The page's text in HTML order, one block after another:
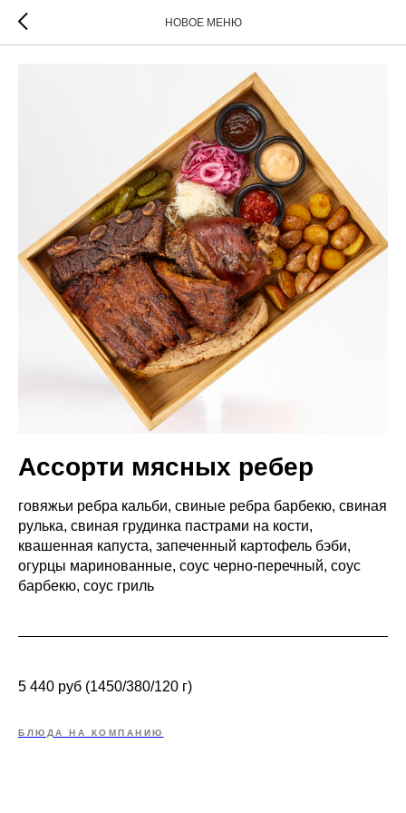
НОВОЕ МЕНЮ
Ассорти мясных ребер
говяжьи ребра кальби, свиные ребра барбекю, свиная
рулька, свиная грудинка пастрами на кости,
квашенная капуста, запеченный картофель бэби,
огурцы маринованные, соус черно-перечный, соус
барбекю, соус гриль
5 440 руб (1450/380/120 г)
БЛЮДА НА КОМПАНИЮ